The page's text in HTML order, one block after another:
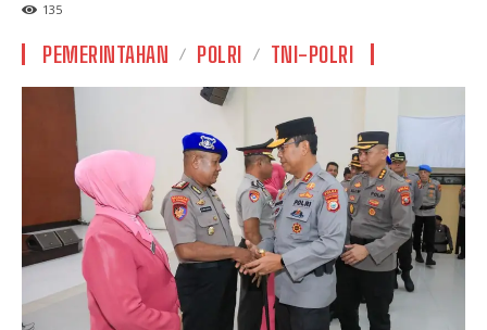
135
PEMERINTAHAN POLRI TNI-POLRI